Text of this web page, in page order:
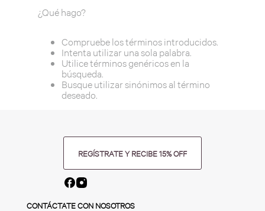
¿Qué hago?
Compruebe los términos introducidos.
Intenta utilizar una sola palabra.
Utilice términos genéricos en la
búsqueda.
Busque utilizar sinónimos al término
deseado.
REGÍSTRATE Y RECIBE 15% OFF
CONTÁCTATE CON NOSOTROS